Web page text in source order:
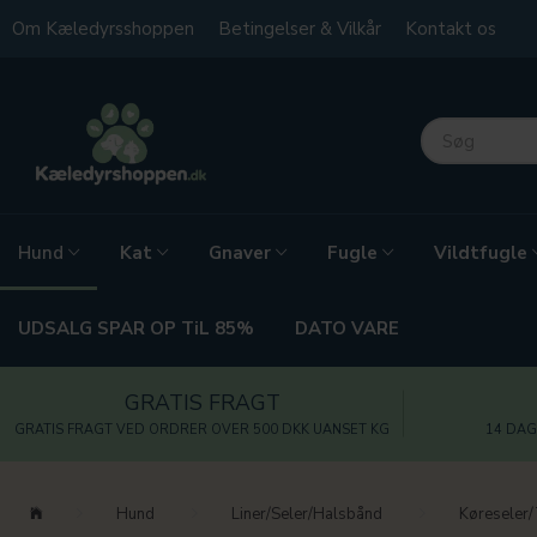
Om Kæledyrsshoppen Betingelser & Vilkår Kontakt os
Hund Kat Gnaver Fugle Vildtfugle
UDSALG SPAR OP TiL 85% DATO VARE
GRATIS FRAGT
GRATIS FRAGT VED ORDRER OVER 500 DKK UANSET KG 14
Hund Liner/Seler/Halsbånd